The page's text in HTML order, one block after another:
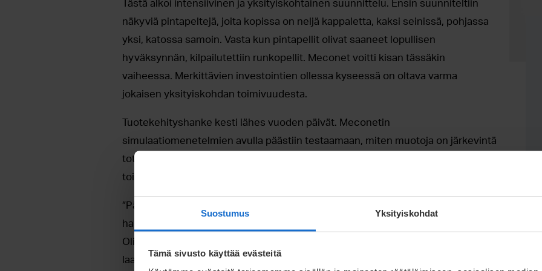
Suostumus Yksityiskohdat
Tämä sivusto käyttää evästeitä
Tästä alkoi intensiivinen ja yksityiskohtainen suunnittelu. Ensin suunniteltiin
näkyviä pintapeltejä, joita kopissa on neljä kappaletta, kaksi seinissä, pohjassa
yksi, katossa samoin. Vasta kun pintapellit olivat saaneet lopullisen
hyväksynnän, kilpailutettiin runkopellit. Meconet voitti kisan tässäkin
vaiheessa. Merkittävien investointien ollessa kyseessä on oltava varma
jokaisen yksityiskohdan toimivuudesta.
Tuotekehityshanke kesti lähes vuoden päivät. Meconetin
simulaatiomenetelmien avulla päästiin testaamaan, miten muotoja on järkevintä
toteuttaa kustannustehokkaasti. Haettiin optimimuotoa: mahdollisimman
toimiva tuote, mahdollisimman kustannustehokkaasti.
”Pääsimme jo ensimmäisten konseptikeskusteluiden jälkeen hyvin lähelle
haluamaamme. Toki jumppaa aina on, mutta yhteinen sävel löytyi välittömästi.
Olimme vakuuttuneita Meconetin motivaatiosta suunnitella meille korkeiden
laatuvaatimustemme mukaisia tuotteita”,